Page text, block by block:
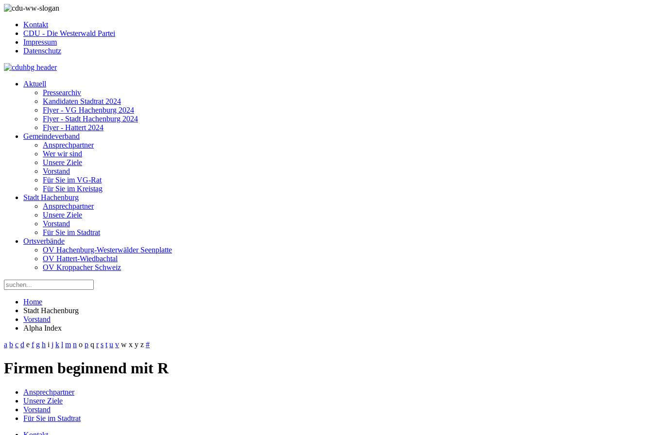
Kontakt
CDU - Die Westerwald Partei
Impressum
Datenschutz
Aktuell
Pressearchiv
Kandidaten Stadtrat 2024
Flyer - VG Hachenburg 2024
Flyer - Stadt Hachenburg 2024
Flyer - Hattert 2024
Gemeindeverband
Ansprechpartner
Wer wir sind
Unsere Ziele
Vorstand
Für Sie im VG-Rat
Für Sie im Kreistag
Stadt Hachenburg
Ansprechpartner
Unsere Ziele
Vorstand
Für Sie im Stadtrat
Ortsverbände
OV Hachenburg-Westerwälder Seenplatte
OV Hattert-Wiedbachtal
OV Kroppacher Schweiz
Home
Stadt Hachenburg
Vorstand
Alpha Index
a b c d e f g h i j k l m n o p q r s t u v w x y z #
Firmen beginnend mit R
Ansprechpartner
Unsere Ziele
Vorstand
Für Sie im Stadtrat